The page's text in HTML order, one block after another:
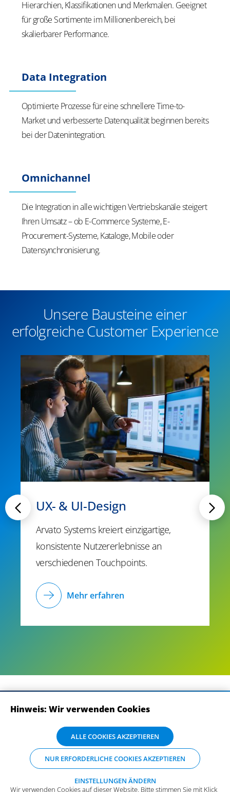
Hierarchien, Klassifikationen und Merkmalen. Geeignet
für große Sortimente im Millionenbereich, bei
skalierbarer Performance.
Data Integration
Optimierte Prozesse für eine schnellere Time-to-
Market und verbesserte Datenqualität beginnen bereits
bei der Datenintegration.
Omnichannel
Die Integration in alle wichtigen Vertriebskanäle steigert
Ihren Umsatz – ob E-Commerce Systeme, E-
Procurement-Systeme, Kataloge, Mobile oder
Datensynchronisierung.
Unsere Bausteine einer
erfolgreiche Customer Experience
UX- & UI-Design
Arvato Systems kreiert einzigartige,
konsistente Nutzererlebnisse an
verschiedenen Touchpoints.
Mehr erfahren
Wir verwenden Cookies auf dieser Website. Bitte stimmen Sie mit Klick
Hinweis: Wir verwenden Cookies
ALLE COOKIES AKZEPTIEREN
NUR ERFORDERLICHE COOKIES AKZEPTIEREN
EINSTELLUNGEN ÄNDERN
Wir verwenden Cookies auf dieser Website. Bitte stimmen Sie mit Klick
auf „Alle Cookies akzeptieren“ der Verarbeitung und Weitergabe Ihrer
Daten an Drittanbieter zu, damit wir Ihnen die bestmögliche
Nutzererfahrung auf unserer Website bieten können. Einzelheiten zu
den Arten der Cookies und ihrem Zweck finden Sie unter
„Einstellungen ändern“, wo sie auch Ihre bevorzugten Einstellungen
vornehmen oder Cookies ablehnen können (mit Ausnahme der